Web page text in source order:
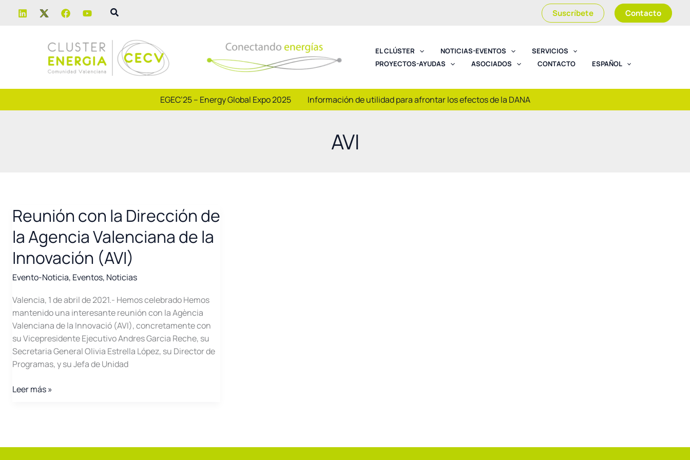
Buscar Suscríbete Contacto
EL CLÚSTER NOTICIAS-EVENTOS
SERVICIOS
PROYECTOS-AYUDAS
ASOCIADOS CONTACTO ESPAÑOL
EGEC’25 – Energy Global Expo 2025 Información de utilidad para afrontar los efectos de la DANA
AVI
Reunión con la Dirección de
la Agencia Valenciana de la
Innovación (AVI)
Evento-Noticia, Eventos, Noticias
Valencia, 1 de abril de 2021.- Hemos celebrado Hemos
mantenido una interesante reunión con la Agència
Valenciana de la Innovació (AVI), concretamente con
su Vicepresidente Ejecutivo Andres Garcia Reche, su
Secretaria General Olivia Estrella López, su Director de
Programas, y su Jefa de Unidad
Reunión
Leer más »